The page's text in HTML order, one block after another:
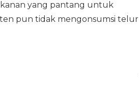
yang pantang untuk
pun tidak mengonsumsi telur